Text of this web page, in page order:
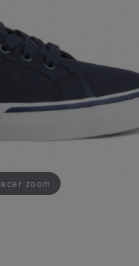
zoom
ADDEDD TO CART